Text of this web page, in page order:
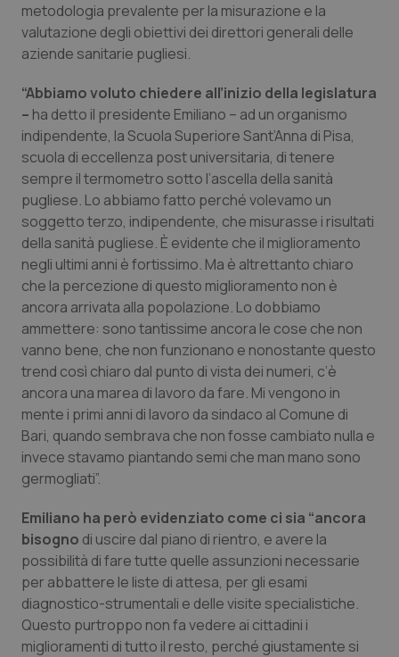
Sicilia
Umbria
Valle D’Aosta
Veneto
Neuroscienze & patologie neurodegenerative
Oftalmologia
Oncodermatologia
Oncoematologia
Oncologia & Nutrizione
Psoriasi & pelle
Quotidiano Cardiologia
Quotidiano Chirurgia
Quotidiano Oncologia
Quotidiano Pediatria
Rene & patologie urogenitali
Salute orale & impianti
Sangue & coagulazione
metodologia prevalente per la misurazione e la
valutazione degli obiettivi dei direttori generali delle
aziende sanitarie pugliesi.
“Abbiamo voluto chiedere all’inizio della legislatura
– ha detto il presidente Emiliano – ad un organismo
indipendente, la Scuola Superiore Sant’Anna di Pisa,
scuola di eccellenza post universitaria, di tenere
sempre il termometro sotto l’ascella della sanità
pugliese. Lo abbiamo fatto perché volevamo un
soggetto terzo, indipendente, che misurasse i risultati
della sanità pugliese. È evidente che il miglioramento
negli ultimi anni è fortissimo. Ma è altrettanto chiaro
che la percezione di questo miglioramento non è
ancora arrivata alla popolazione. Lo dobbiamo
ammettere: sono tantissime ancora le cose che non
vanno bene, che non funzionano e nonostante questo
trend così chiaro dal punto di vista dei numeri, c’è
ancora una marea di lavoro da fare. Mi vengono in
mente i primi anni di lavoro da sindaco al Comune di
Bari, quando sembrava che non fosse cambiato nulla e
invece stavamo piantando semi che man mano sono
germogliati”.
Emiliano ha però evidenziato come ci sia “ancora
bisogno di uscire dal piano di rientro, e avere la
possibilità di fare tutte quelle assunzioni necessarie
per abbattere le liste di attesa, per gli esami
diagnostico-strumentali e delle visite specialistiche.
Questo purtroppo non fa vedere ai cittadini i
miglioramenti di tutto il resto, perché giustamente si